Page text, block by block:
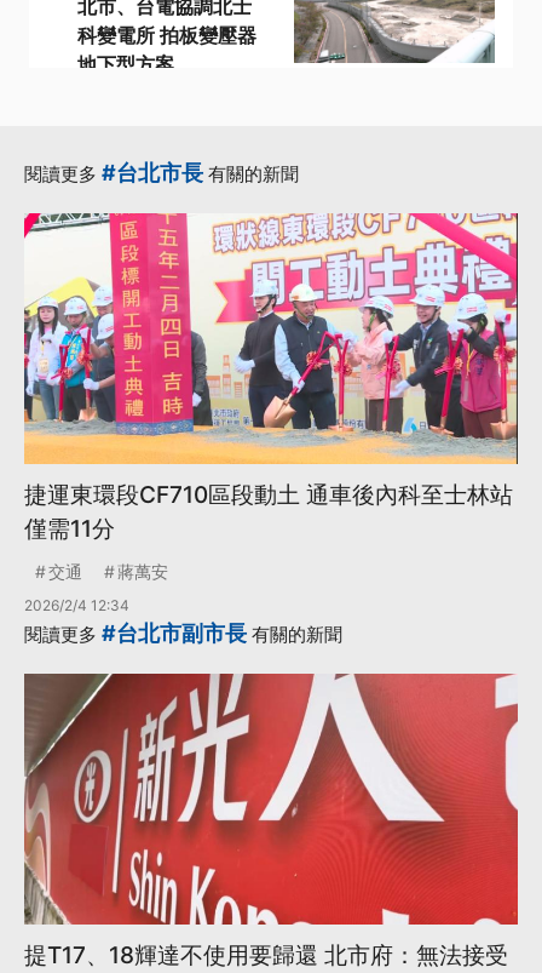
北市、台電協調北士
科變電所 拍板變壓器
地下型方案
閱讀更多 #台北市長 有關的新聞
捷運東環段CF710區段動土 通車後內科至士林站
僅需11分
交通 蔣萬安
2026/2/4 12:34
閱讀更多 #台北市副市長 有關的新聞
提T17、18輝達不使用要歸還 北市府：無法接受